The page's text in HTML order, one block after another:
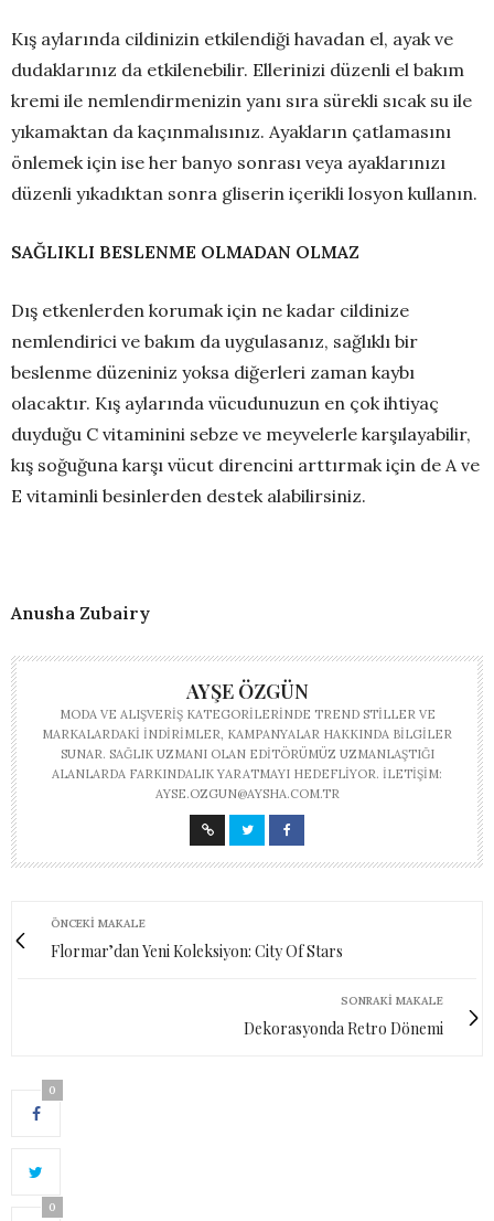
Kış aylarında cildinizin etkilendiği havadan el, ayak ve
dudaklarınız da etkilenebilir. Ellerinizi düzenli el bakım
kremi ile nemlendirmenizin yanı sıra sürekli sıcak su ile
yıkamaktan da kaçınmalısınız. Ayakların çatlamasını
önlemek için ise her banyo sonrası veya ayaklarınızı
düzenli yıkadıktan sonra gliserin içerikli losyon kullanın.
SAĞLIKLI BESLENME OLMADAN OLMAZ
Dış etkenlerden korumak için ne kadar cildinize
nemlendirici ve bakım da uygulasanız, sağlıklı bir
beslenme düzeniniz yoksa diğerleri zaman kaybı
olacaktır. Kış aylarında vücudunuzun en çok ihtiyaç
duyduğu C vitaminini sebze ve meyvelerle karşılayabilir,
kış soğuğuna karşı vücut direncini arttırmak için de A ve
E vitaminli besinlerden destek alabilirsiniz.
Anusha Zubairy
AYŞE ÖZGÜN
MODA VE ALIŞVERIŞ KATEGORILERINDE TREND STILLER VE
MARKALARDAKI INDIRIMLER, KAMPANYALAR HAKKINDA BILGILER
SUNAR. SAĞLIK UZMANI OLAN EDITÖRÜMÜZ UZMANLAŞTIĞI
ALANLARDA FARKINDALIK YARATMAYI HEDEFLIYOR. İLETIŞIM:
AYSE.OZGUN@AYSHA.COM.TR
ÖNCEKI MAKALE
Flormar’dan Yeni Koleksiyon: City Of Stars
SONRAKI MAKALE
Dekorasyonda Retro Dönemi
0
0